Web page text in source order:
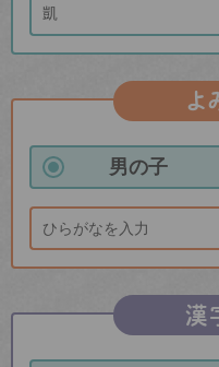
よ
男の子
漢